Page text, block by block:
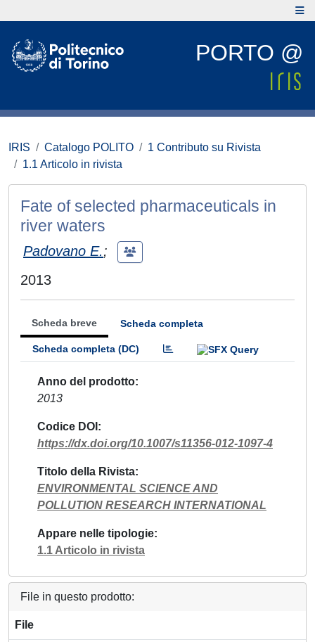
PORTO @
IRIS Catalogo POLITO
1 Contributo su Rivista
1.1 Articolo in rivista
Fate of selected pharmaceuticals in
river waters
Padovano E.;
2013
Scheda breve Scheda completa
Scheda completa (DC)
Anno del prodotto
2013
Codice DOI
https://dx.doi.org/10.1007/s11356-012-1097-4
Titolo della Rivista
ENVIRONMENTAL SCIENCE AND
POLLUTION RESEARCH INTERNATIONAL
Appare nelle tipologie
1.1 Articolo in rivista
File in questo prodotto:
File